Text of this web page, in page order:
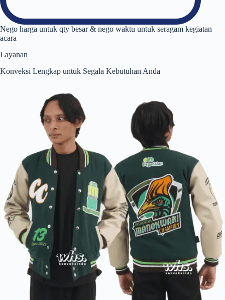
Nego harga untuk qty besar & nego waktu untuk seragam kegiatan
acara
Layanan
Konveksi Lengkap untuk Segala Kebutuhan Anda